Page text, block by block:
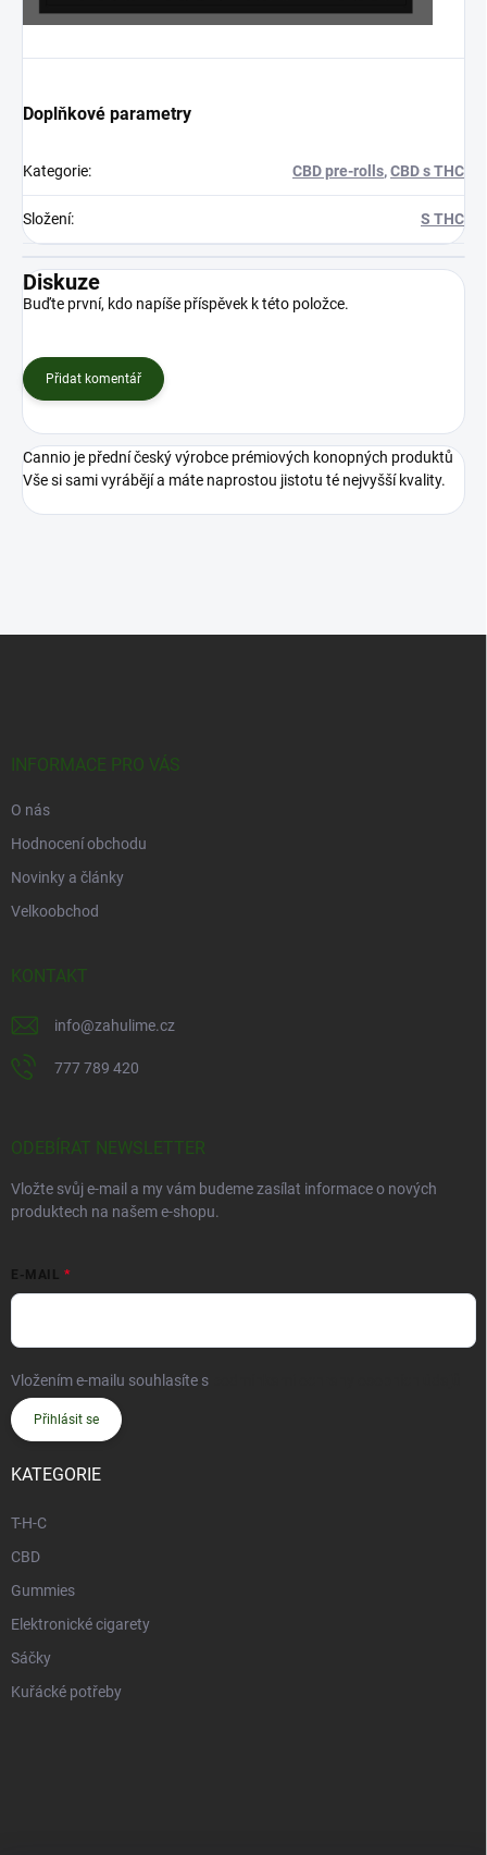
Doplňkové parametry
Kategorie: CBD pre-rolls,CBD s THC
Složení: S THC
Diskuze
Buďte první, kdo napíše příspěvek k této položce.
Přidat komentář
Cannio je přední český výrobce prémiových konopných produktů
Vše si sami vyrábějí a máte naprostou jistotu té nejvyšší kvality.
INFORMACE PRO VÁS
O nás
Hodnocení obchodu
Novinky a články
Velkoobchod
KONTAKT
info@zahulime.cz
777 789 420
ODEBÍRAT NEWSLETTER
Vložte svůj e-mail a my vám budeme zasílat informace o nových
produktech na našem e-shopu.
E-MAIL
Vložením e-mailu souhlasíte s
Přihlásit se
KATEGORIE
T-H-C
CBD
Gummies
Elektronické cigarety
Sáčky
Kuřácké potřeby